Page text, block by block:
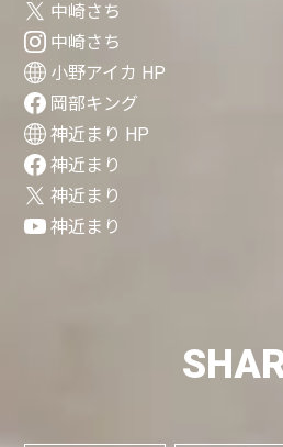
中崎さち
中崎さち
小野アイカ HP
岡部キング
神近まり HP
神近まり
神近まり
神近まり